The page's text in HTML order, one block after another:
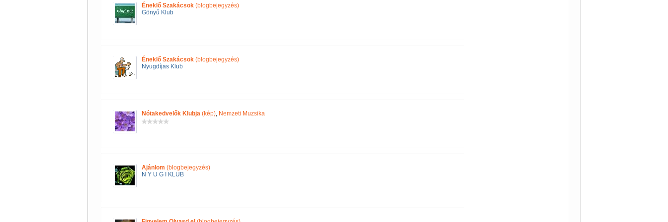
Éneklő Szakácsok(blogbejegyzés)
Gönyű Klub
Éneklő Szakácsok(blogbejegyzés)
Nyugdíjas Klub
Nótakedvelők Klubja(kép), Nemzeti Muzsika
Ajánlom (blogbejegyzés)
N Y U G I KLUB